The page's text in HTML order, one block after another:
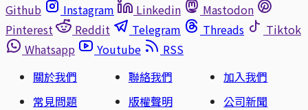
Github
Instagram Linkedin
Mastodon
Pinterest
Reddit Telegram Threads
Tiktok
Whatsapp
Youtube
RSS
關於我們
聯絡我們
加入我們
常見問題
版權聲明
公司新聞